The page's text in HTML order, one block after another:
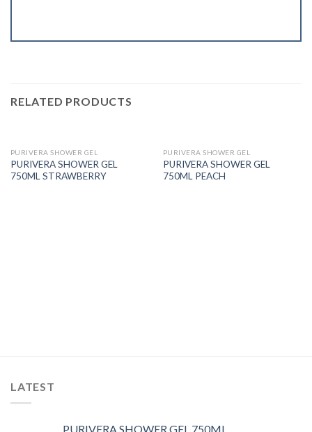
RELATED PRODUCTS
PURIVERA SHOWER GEL
PURIVERA SHOWER GEL
750ML STRAWBERRY
PURIVERA SHOWER GEL
PURIVERA SHOWER GEL
750ML PEACH
LATEST
PURIVERA SHOWER GEL 750ML